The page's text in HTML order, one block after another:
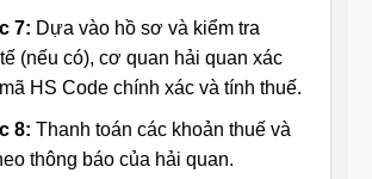
7: Dựa vào hồ sơ và kiểm tra
(nếu có), cơ quan hải quan xác
HS Code chính xác và tính thuế.
8: Thanh toán các khoản thuế và
thông báo của hải quan.